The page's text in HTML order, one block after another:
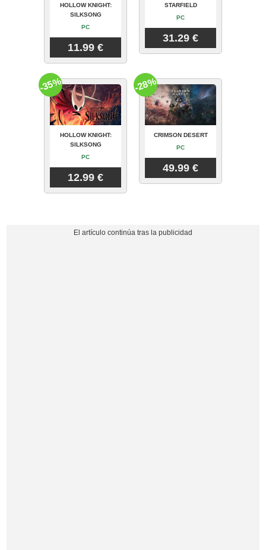
HOLLOW KNIGHT:
SILKSONG
PC
11.99 €
STARFIELD
PC
31.29 €
HOLLOW KNIGHT:
SILKSONG
PC
12.99 €
-35%
CRIMSON DESERT
PC
49.99 €
-28%